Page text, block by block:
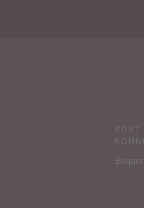
POST